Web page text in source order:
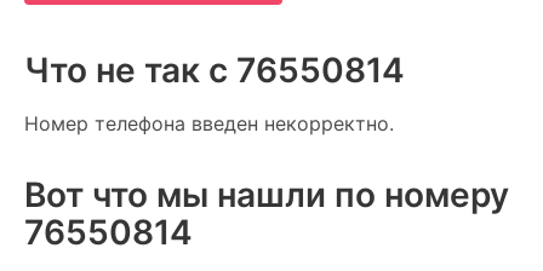
Что не так c 76550814
Номер телефона введен некорректно.
Вот что мы нашли по номеру
76550814